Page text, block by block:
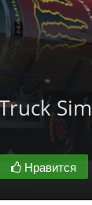
Нравится